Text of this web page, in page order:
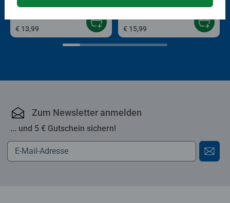
€ 13,99 € 15,99
Zum Newsletter anmelden
... und 5 € Gutschein sichern!